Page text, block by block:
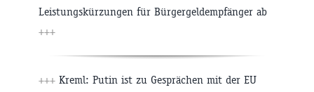
Leistungskürzungen für Bürgergeldempfänger ab
+++
+++ Kreml: Putin ist zu Gesprächen mit der EU